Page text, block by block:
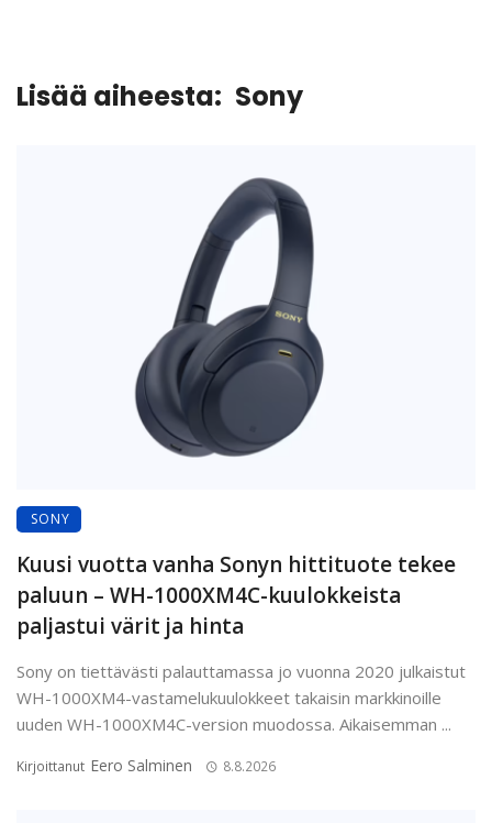
Lisää aiheesta: Sony
SONY
Kuusi vuotta vanha Sonyn hittituote tekee
paluun – WH-1000XM4C-kuulokkeista
paljastui värit ja hinta
Sony on tiettävästi palauttamassa jo vuonna 2020 julkaistut
WH-1000XM4-vastamelukuulokkeet takaisin markkinoille
uuden WH-1000XM4C-version muodossa. Aikaisemman ...
Kirjoittanut Eero Salminen 8.8.2026